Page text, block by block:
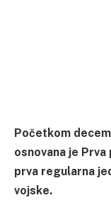
Početkom
osnovana je
prva regularna
vojske.